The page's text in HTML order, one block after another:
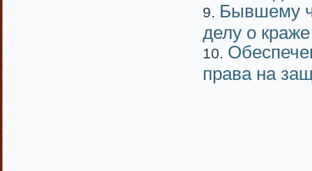
Бывшему
делу о
права на